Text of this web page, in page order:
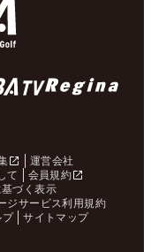
運営会社
て
会員規約
づく表示
ジサービス利用規約
プ サイトマップ